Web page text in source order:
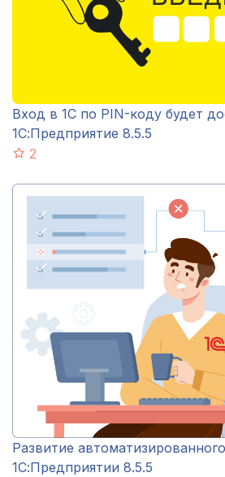
Вход в 1С по PIN-коду будет
1С:Предприятие 8.5.5
2
Развитие
1С:Предприятии 8.5.5